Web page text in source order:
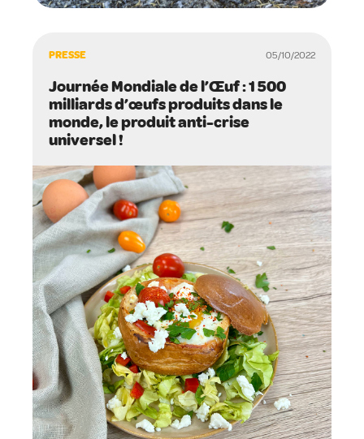
PRESSE 05/10/2022
Journée Mondiale de l’Œuf : 1 500
milliards d’œufs produits dans le
monde, le produit anti-crise
universel !